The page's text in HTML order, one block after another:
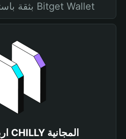
CHILLY بثقة باستخدام Bitget Wallet
اربح توزيعات CHILLY المجانية